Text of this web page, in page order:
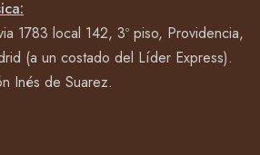
1783 local 142, 3º piso, Providencia,
(a un costado del Líder Express).
Inés de Suarez.